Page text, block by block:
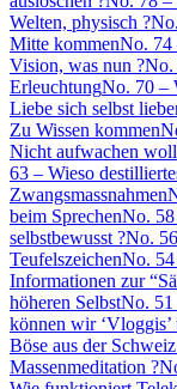
Welten, physisch ?
Mitte kommenNo. 74
Vision, was nun ?No.
ErleuchtungNo. 70 –
Liebe sich selbst
Zu Wissen kommen
Nicht aufwachen
63 – Wieso
Zwangsmassnahmen
beim SprechenNo. 58
selbstbewusst ?No.
TeufelszeichenNo.
Informationen zur
höheren SelbstNo. 51
können wir ‘Vloggis’
Böse aus der
Massenmeditation ?